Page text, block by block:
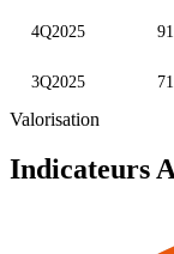
4Q2025 91
3Q2025 71
Valorisation
Indicateurs